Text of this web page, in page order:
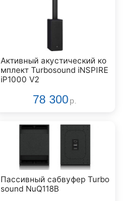
Активный акустический ко
мплект Turbosound iNSPIRE
iP1000 V2
78 300 р.
Пассивный сабвуфер Turbo
sound NuQ118B